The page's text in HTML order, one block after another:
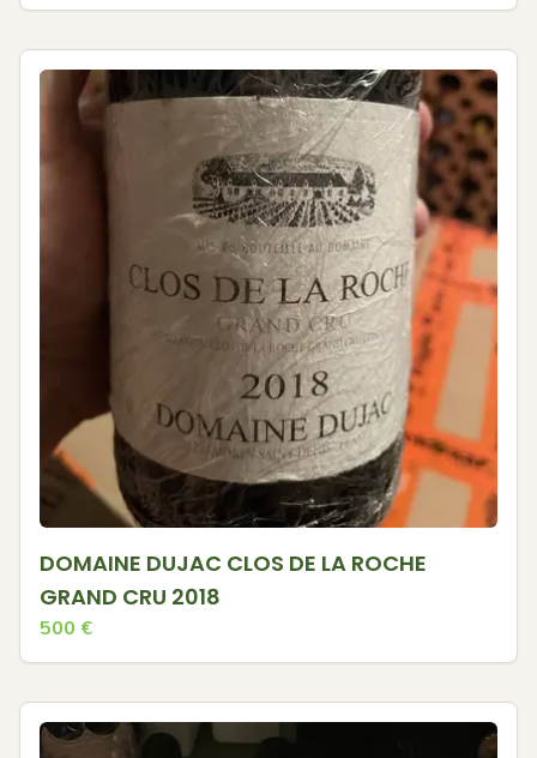
DOMAINE DUJAC CLOS DE LA ROCHE
GRAND CRU 2018
500 €